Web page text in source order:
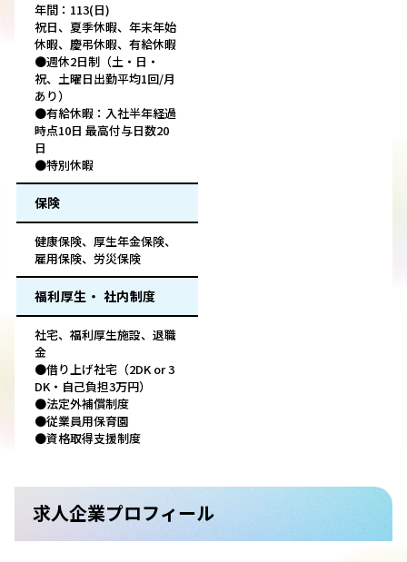
年間：113(日)
祝日、夏季休暇、年末年始
休暇、慶弔休暇、有給休暇
●週休2日制（土・日・
祝、土曜日出勤平均1回/月
あり）
●有給休暇：入社半年経過
時点10日 最高付与日数20
日
●特別休暇
保険
健康保険、厚生年金保険、
雇用保険、労災保険
福利厚生・ 社内制度
社宅、福利厚生施設、退職
金
●借り上げ社宅（2DK or 3
DK・自己負担3万円）
●法定外補償制度
●従業員用保育園
●資格取得支援制度
求人企業プロフィール